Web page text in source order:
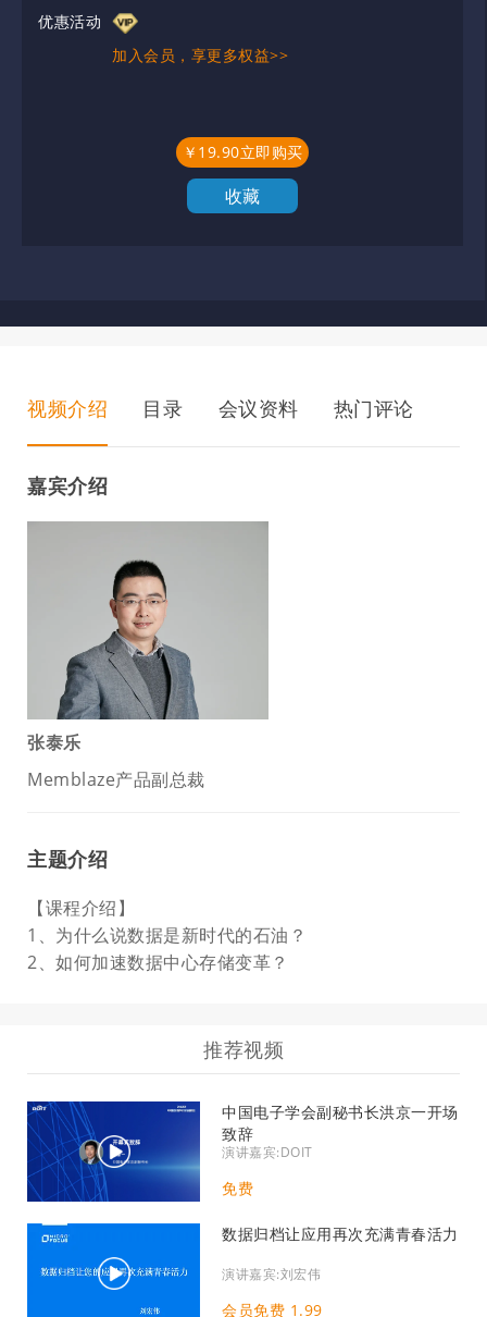
优惠活动
加入会员，享更多权益>>
￥19.90立即购买
收藏
视频介绍 目录 会议资料 热门评论
嘉宾介绍
张泰乐
Memblaze产品副总裁
主题介绍
【课程介绍】
1、为什么说数据是新时代的石油？
2、如何加速数据中心存储变革？
推荐视频
中国电子学会副秘书长洪京一开场
致辞
演讲嘉宾:DOIT
免费
数据归档让应用再次充满青春活力
演讲嘉宾:刘宏伟
会员免费 1.99